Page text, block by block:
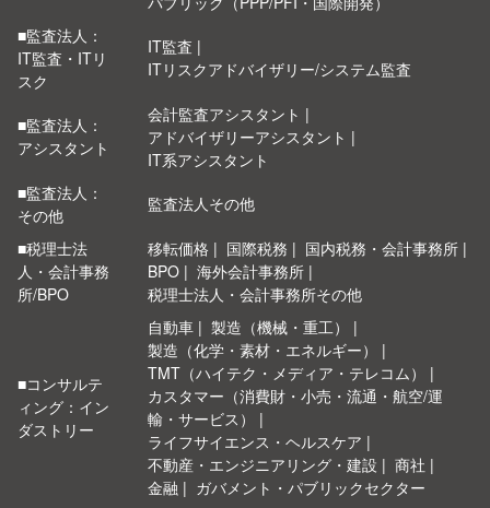
■監査法人：
IT監査・ITリ
スク
IT監査
ITリスクアドバイザリー/システム監査
■監査法人：
アシスタント
会計監査アシスタント
アドバイザリーアシスタント
IT系アシスタント
■監査法人：
その他
監査法人その他
■税理士法
人・会計事務
所/BPO
移転価格 国際税務
国内税務・会計事務所
BPO
海外会計事務所
税理士法人・会計事務所その他
■コンサルテ
ィング：イン
ダストリー
自動車
製造（機械・重工）
製造（化学・素材・エネルギー）
TMT（ハイテク・メディア・テレコム）
カスタマー（消費財・小売・流通・航空/運
輸・サービス）
ライフサイエンス・ヘルスケア
不動産・エンジニアリング・建設
商社
金融
ガバメント・パブリックセクター